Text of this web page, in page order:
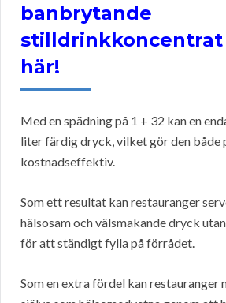
banbrytande
stilldrinkkoncentrat
här!
Med en spädning på 1 + 32 kan en
liter färdig dryck, vilket gör den både
kostnadseffektiv.
Som ett resultat kan restauranger
hälsosam och välsmakande dryck
för att ständigt fylla på förrådet.
Som en extra fördel kan restauranger